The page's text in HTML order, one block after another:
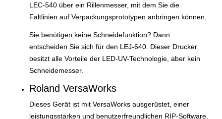
LEC-540 über ein Rillenmesser, mit dem Sie die
Faltlinien auf Verpackungsprototypen anbringen können.
Sie benötigen keine Schneidefunktion? Dann
entscheiden Sie sich für den LEJ-640. Dieser Drucker
besitzt alle Vorteile der LED-UV-Technologie, aber kein
Schneidemesser.
Roland VersaWorks
Dieses Gerät ist mit VersaWorks ausgerüstet, einer
leistungsstarken und benutzerfreundlichen RIP-Software,